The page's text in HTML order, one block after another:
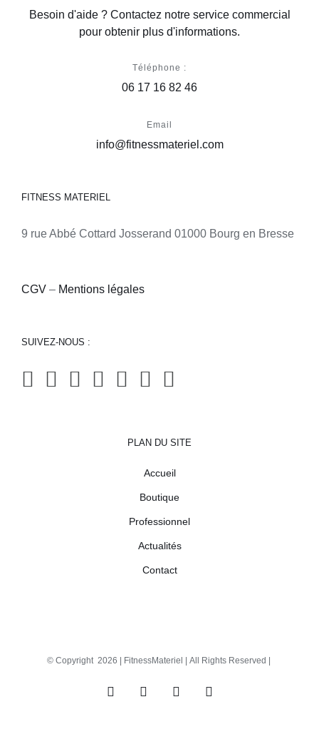
Besoin d'aide ? Contactez notre service commercial
pour obtenir plus d'informations.
Téléphone :
06 17 16 82 46
Email
info@fitnessmateriel.com
FITNESS MATERIEL
9 rue Abbé Cottard Josserand 01000 Bourg en Bresse
CGV – Mentions légales
SUIVEZ-NOUS :
PLAN DU SITE
Accueil
Boutique
Professionnel
Actualités
Contact
© Copyright 2026 | FitnessMateriel | All Rights Reserved |
Facebook
X InstagramPinterest